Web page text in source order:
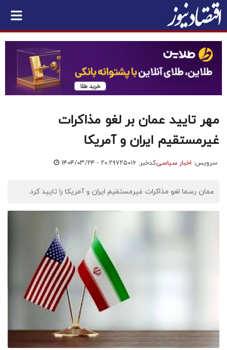
مهر تایید عمان بر لغو مذاکرات
غیرمستقیم ایران و آمریکا
سرویس: اخبار سیاسیکدخبر: ۷۲۵۰۱۶ ۱۴۰۴/۰۳/۲۴ - ۲۰:۲۹
عمان رسما لغو مذاکرات غیرمستقیم ایران و آمریکا را تایید کرد.